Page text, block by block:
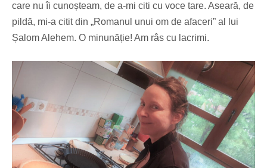
care nu îi cunoșteam, de a-mi citi cu voce tare. Aseară, de
pildă, mi-a citit din „Romanul unui om de afaceri” al lui
Șalom Alehem. O minunăție! Am râs cu lacrimi.